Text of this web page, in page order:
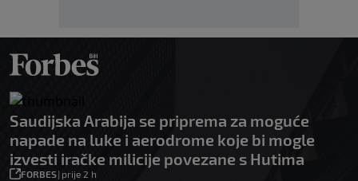
Saudijska Arabija se priprema za moguće
napade na luke i aerodrome koje bi mogle
izvesti iračke milicije povezane s Hutima
FORBES| prije 2 h